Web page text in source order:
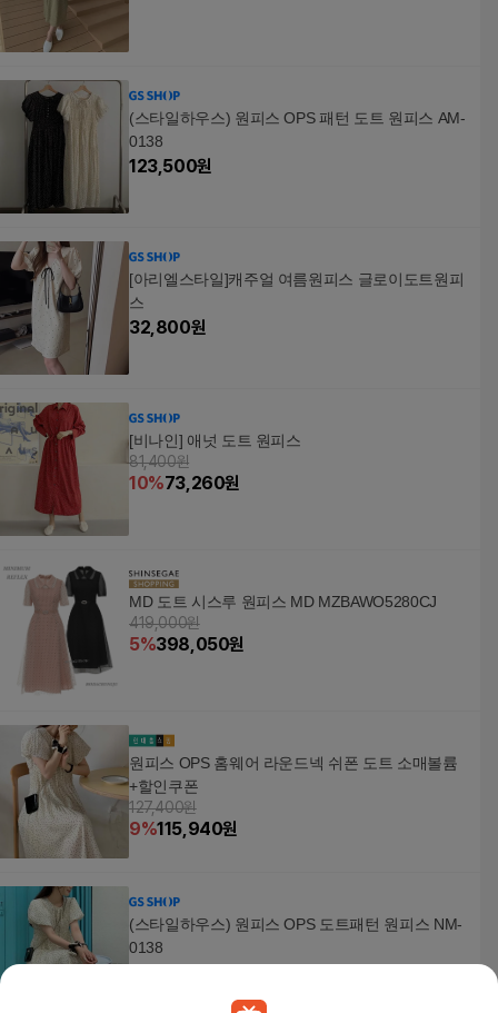
(스타일하우스) 원피스 OPS 패턴 도트 원피스 AM-
0138
123,500원
[아리엘스타일]캐주얼 여름원피스 글로이도트원피
스
32,800원
[비나인] 애넛 도트 원피스
81,400원
10%73,260원
MD 도트 시스루 원피스 MD MZBAWO5280CJ
419,000원
5%398,050원
원피스 OPS 홈웨어 라운드넥 쉬폰 도트 소매볼륨
+할인쿠폰
127,400원
9%115,940원
(스타일하우스) 원피스 OPS 도트패턴 원피스 NM-
0138